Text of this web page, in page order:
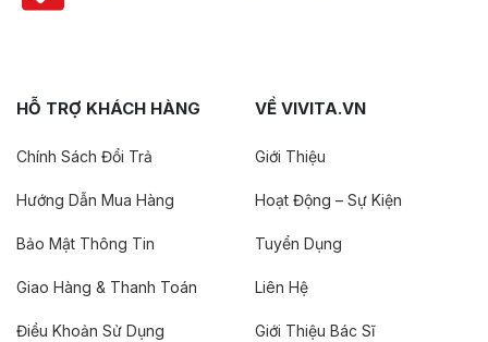
HỖ TRỢ KHÁCH HÀNG
Chính Sách Đổi Trả
Hướng Dẫn Mua Hàng
Bảo Mật Thông Tin
Giao Hàng & Thanh Toán
Điều Khoản Sử Dụng
VỀ VIVITA.VN
Giới Thiệu
Hoạt Động – Sự Kiện
Tuyển Dụng
Liên Hệ
Giới Thiệu Bác Sĩ